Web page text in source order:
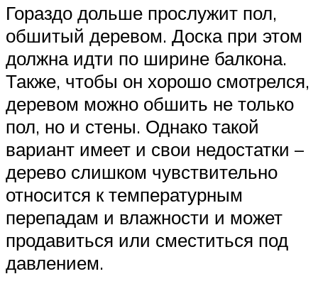
Гораздо дольше прослужит пол,
обшитый деревом. Доска при этом
должна идти по ширине балкона.
Также, чтобы он хорошо смотрелся,
деревом можно обшить не только
пол, но и стены. Однако такой
вариант имеет и свои недостатки –
дерево слишком чувствительно
относится к температурным
перепадам и влажности и может
продавиться или сместиться под
давлением.